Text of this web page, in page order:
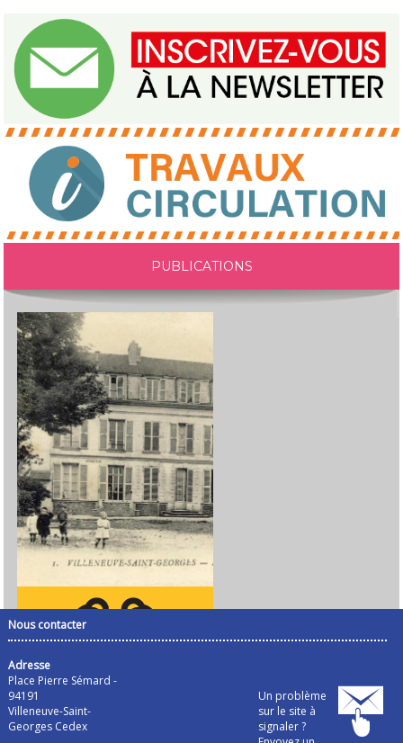
PUBLICATIONS
Nous contacter
Adresse
Place Pierre Sémard -
94191
Villeneuve-Saint-
Georges Cedex
Un problème
sur le site à
signaler ?